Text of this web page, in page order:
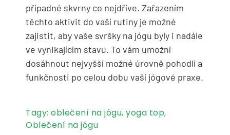
případné skvrny co nejdříve. Zařazením
těchto aktivit do vaší rutiny je možné
zajistit, aby vaše svršky na jógu byly i nadále
ve vynikajícím stavu. To vám umožní
dosáhnout nejvyšší možné úrovně pohodlí a
funkčnosti po celou dobu vaší jógové praxe.
Tagy: oblečení na jógu, yoga top,
Oblečení na jógu